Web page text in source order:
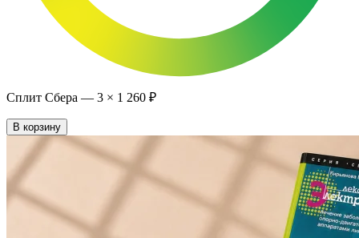
Сплит Сбера — 3 × 1 260 ₽
В корзину